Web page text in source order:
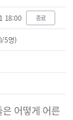
18:00 종료
5명)
어떻게 어른